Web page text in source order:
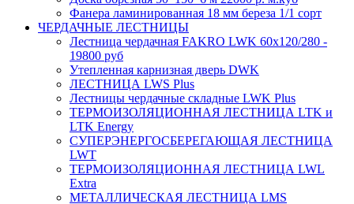
Фанера ламинированная 18 мм береза 1/1 сорт
ЧЕРДАЧНЫЕ ЛЕСТНИЦЫ
Лестница чердачная FAKRO LWK 60х120/280 -
19800 руб
Утепленная карнизная дверь DWK
ЛЕСТНИЦА LWS Plus
Лестницы чердачные складные LWK Plus
ТЕРМОИЗОЛЯЦИОННАЯ ЛЕСТНИЦА LTK и
LTK Energy
СУПЕРЭНЕРГОСБЕРЕГАЮЩАЯ ЛЕСТНИЦА
LWT
ТЕРМОИЗОЛЯЦИОННАЯ ЛЕСТНИЦА LWL
Extra
МЕТАЛЛИЧЕСКАЯ ЛЕСТНИЦА LMS